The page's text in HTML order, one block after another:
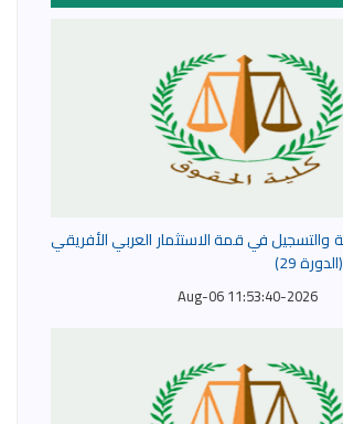
والتسجيل في قمة الاستثمار العربي الأفريقي
29)
2026-Aug-06 11:53:40